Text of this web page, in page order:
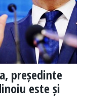
președinte
este și